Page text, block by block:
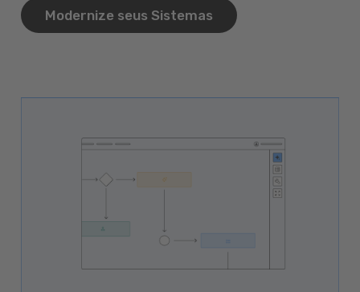
Modernize seus Sistemas